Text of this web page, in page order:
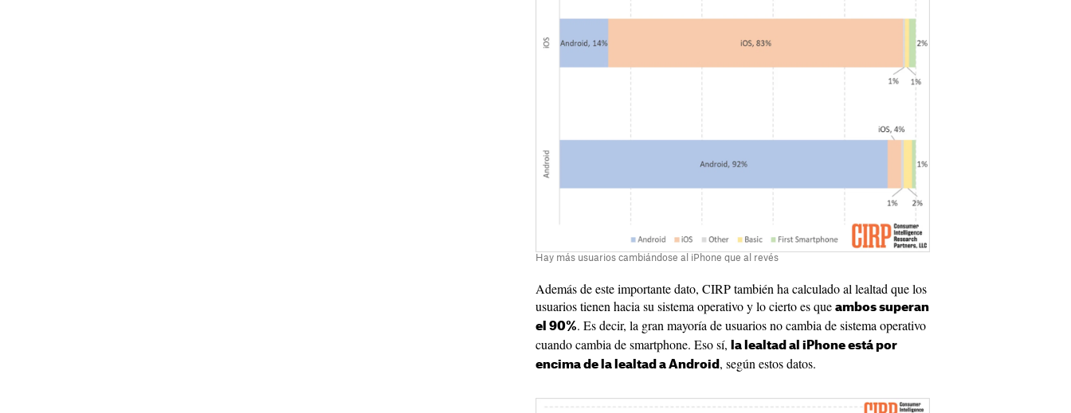
Hay más usuarios cambiándose al iPhone que al revés
Además de este importante dato, CIRP también ha calculado al lealtad que los
usuarios tienen hacia su sistema operativo y lo cierto es que ambos superan
el 90%. Es decir, la gran mayoría de usuarios no cambia de sistema operativo
cuando cambia de smartphone. Eso sí,
la lealtad al iPhone está por
encima de la lealtad a Android , según estos datos.